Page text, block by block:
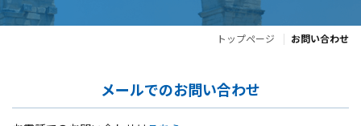
トップページ お問い合わせ
メールでのお問い合わせ